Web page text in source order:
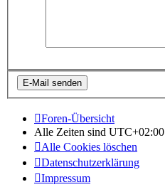
Foren-Übersicht
Alle Zeiten sind UTC+02:00
Alle Cookies löschen
Datenschutzerklärung
Impressum